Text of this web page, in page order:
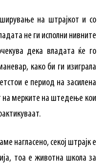
на штрајкот и со
не ги исполни нивните
дека владата ќе го
како би ги изиграла
е период на засилена
на мерките на штедење кои
нагласено, секој штрајк е
тоа е животна школа за